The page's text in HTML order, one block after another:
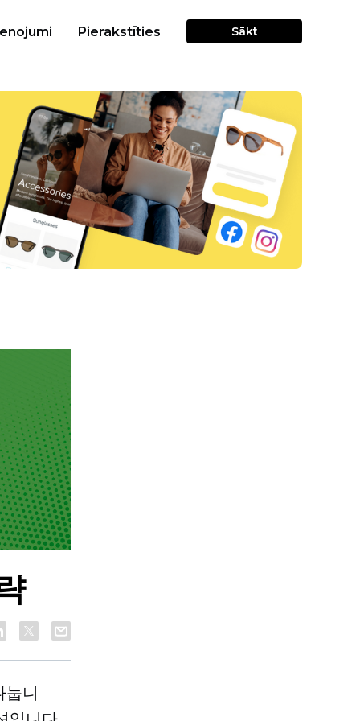
Pierakstīties Sākt
눕니